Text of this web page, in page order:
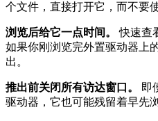
个文件，直接打开它，而不要
浏览后给它一点时间。
快速查
如果你刚浏览完外置驱动器上
出。
推出前关闭所有访达窗口。
即
驱动器，它也可能残留着早先